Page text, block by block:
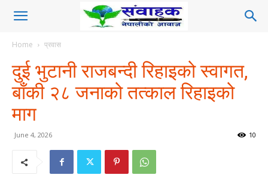
Home प्रवास
दुई भुटानी राजबन्दी रिहाइको स्वागत,
बाँकी २८ जनाको तत्काल रिहाइको
माग
June 4, 2026 10